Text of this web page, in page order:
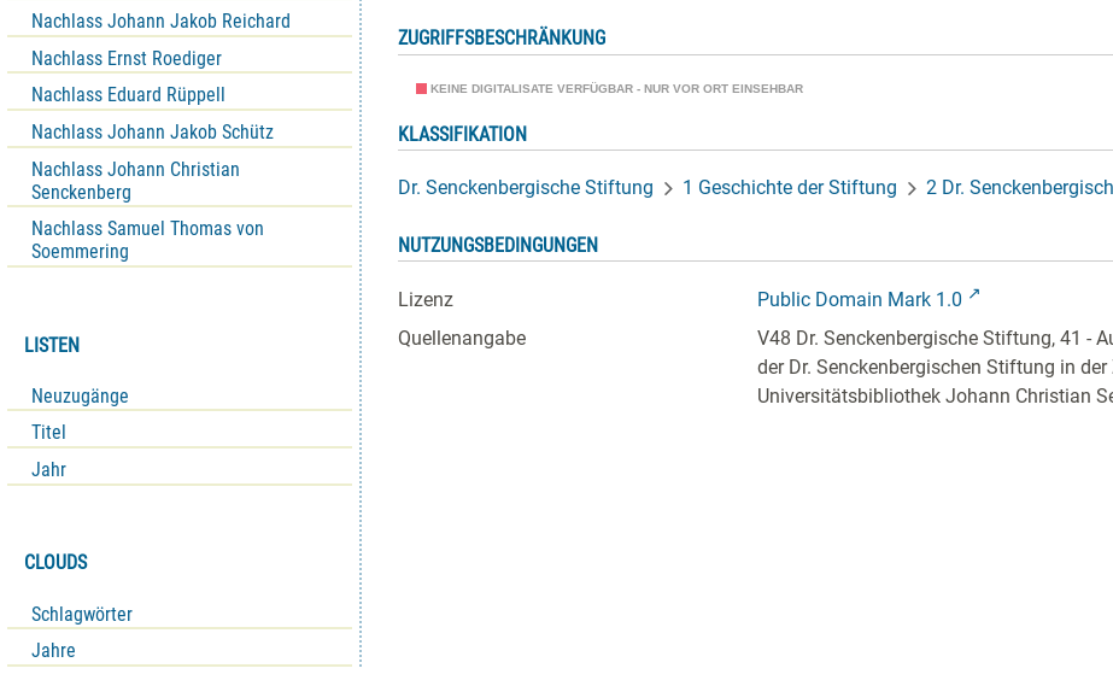
Nachlass Johann Jakob Reichard
Nachlass Ernst Roediger
Nachlass Eduard Rüppell
Nachlass Johann Jakob Schütz
Nachlass Johann Christian
Senckenberg
Nachlass Samuel Thomas von
Soemmering
LISTEN
Neuzugänge
Titel
Jahr
CLOUDS
Schlagwörter
Jahre
ZUGRIFFSBESCHRÄNKUNG
KEINE DIGITALISATE VERFÜGBAR - NUR VOR ORT EINSEHBAR
KLASSIFIKATION
Dr. Senckenbergische Stiftung 1 Geschichte der Stiftung 2 Dr.
NUTZUNGSBEDINGUNGEN
Lizenz
Public Domain Mark 1.0
Quellenangabe
V48 Dr. Senckenbergische Stiftung, 41 -
der Dr. Senckenbergischen Stiftung in
Universitätsbibliothek Johann Christian